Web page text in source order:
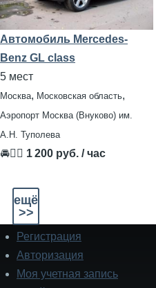
Автомобиль Mercedes-
Benz GL class
5 мест
Москва, Московская область,
Аэропорт Москва (Внуково) им.
А.Н. Туполева
🚘👨‍✈ 1 200 руб. / час
ещё
>>
Подвал
Регистрация
Авторизация
Моя учетная запись